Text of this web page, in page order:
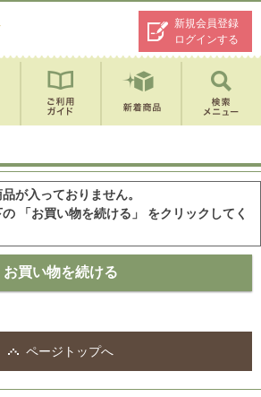
新規会員登録
ログインする
が入っておりません。
「お買い物を続ける」 をクリックしてく
ページトップへ